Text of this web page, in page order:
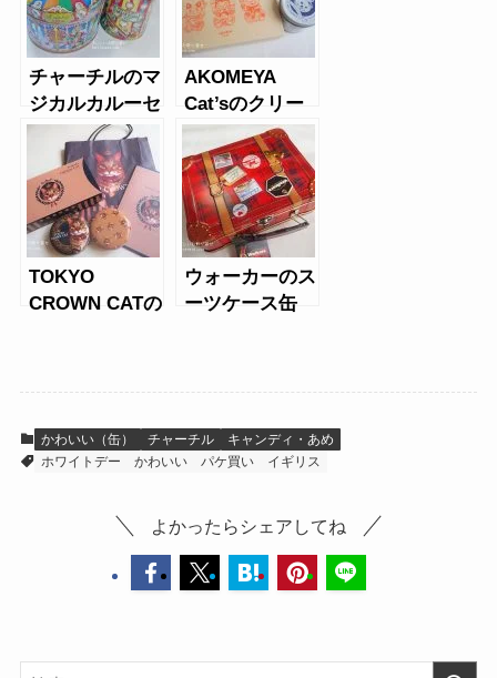
チャーチルのマ
ジカルカルーセ
ル
AKOMEYA
Cat’sのクリー
ムロールクッキ
ー、キャンディ
缶
TOKYO
CROWN CATの
ウォーカーのス
ーツケース缶
かわいい（缶） チャーチル
キャンディ・あめ
ホワイトデー
かわいい パケ買い イギリス
よかったらシェアしてね